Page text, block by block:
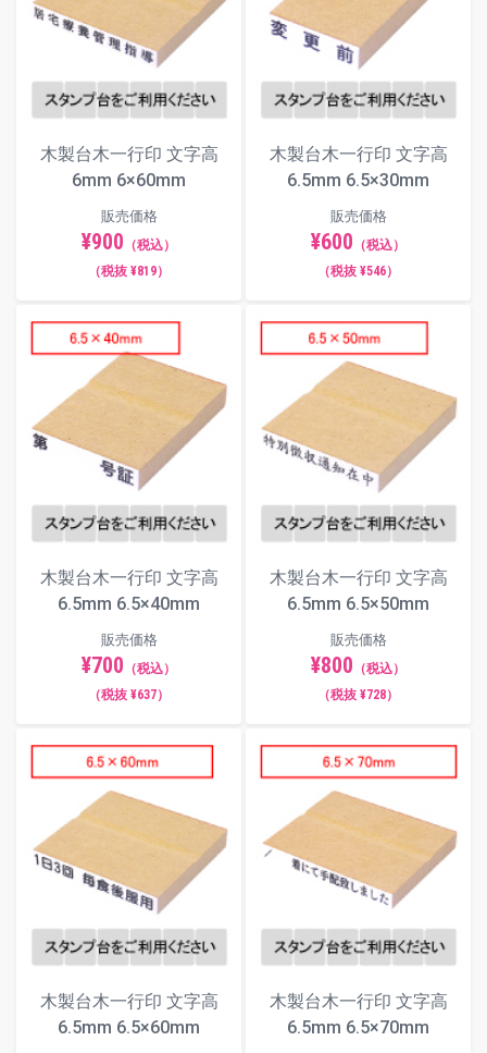
木製台木一行印 文字高
6mm 6×60mm
販売価格
¥900 （税込）
（税抜 ¥819）
木製台木一行印 文字高
6.5mm 6.5×30mm
販売価格
¥600 （税込）
（税抜 ¥546）
木製台木一行印 文字高
6.5mm 6.5×40mm
販売価格
¥700 （税込）
（税抜 ¥637）
木製台木一行印 文字高
6.5mm 6.5×50mm
販売価格
¥800 （税込）
（税抜 ¥728）
木製台木一行印 文字高
6.5mm 6.5×60mm
木製台木一行印 文字高
6.5mm 6.5×70mm